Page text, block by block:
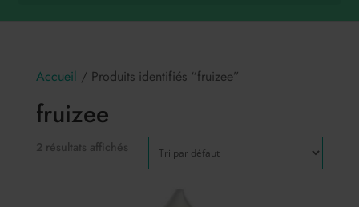
Accueil / Produits identifiés “fruizee”
fruizee
2 résultats affichés